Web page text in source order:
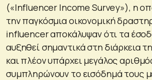
(«Influencer Income Survey»), η
την παγκόσμια οικονομική
influencer αποκάλυψαν ότι τα
αυξηθεί σημαντικά στη διάρκεια
και πλέον υπάρχει μεγάλος
συμπληρώνουν το εισόδημά τους